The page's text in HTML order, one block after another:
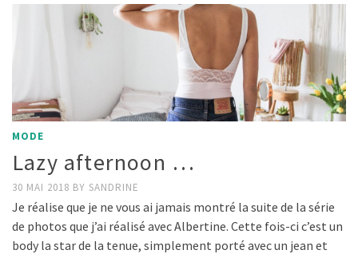
MODE
Lazy afternoon …
30 MAI 2018 BY SANDRINE
Je réalise que je ne vous ai jamais montré la suite de la série
de photos que j’ai réalisé avec Albertine. Cette fois-ci c’est un
body la star de la tenue, simplement porté avec un jean et